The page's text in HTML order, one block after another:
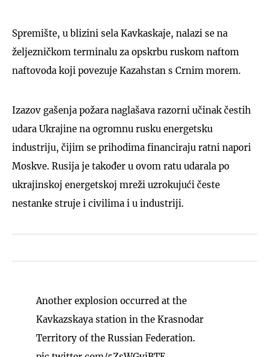
Spremište, u blizini sela Kavkaskaje, nalazi se na
željezničkom terminalu za opskrbu ruskom naftom
naftovoda koji povezuje Kazahstan s Crnim morem.
Izazov gašenja požara naglašava razorni učinak čestih
udara Ukrajine na ogromnu rusku energetsku
industriju, čijim se prihodima financiraju ratni napori
Moskve. Rusija je također u ovom ratu udarala po
ukrajinskoj energetskoj mreži uzrokujući česte
nestanke struje i civilima i u industriji.
Another explosion occurred at the
Kavkazskaya station in the Krasnodar
Territory of the Russian Federation.